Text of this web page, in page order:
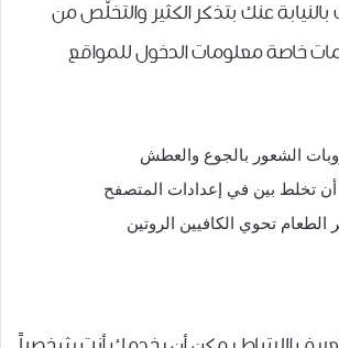
عنك بتذكر الكثير والتخلّص من
خاصة معلومات الدخول للمواقع
الشعور بالجوع والعطش
أن تخلط بين في إعدادات المتصفح
الطعام تحوي الكافيين الروتين